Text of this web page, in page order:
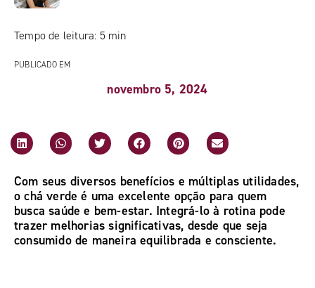
Tempo de leitura: 5 min
PUBLICADO EM
novembro 5, 2024
Com seus diversos benefícios e múltiplas utilidades,
o chá verde é uma excelente opção para quem
busca saúde e bem-estar. Integrá-lo à rotina pode
trazer melhorias significativas, desde que seja
consumido de maneira equilibrada e consciente.